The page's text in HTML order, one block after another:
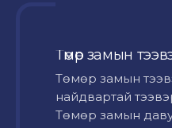
Төмөр замын
Төмөр замын
найдвартай
Төмөр замын